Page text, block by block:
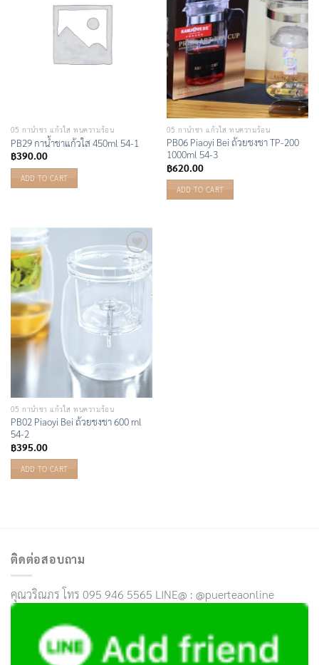
05 กาน้ำชา แก้วใส ทนความร้อน
PB29 กาน้ำชาแก้วใส 450ml 54-1
฿390.00
ADD TO CART
05 กาน้ำชา แก้วใส ทนความร้อน
PB06 Piaoyi Bei ถ้วยชงชา TP-200
1000ml 54-3
฿620.00
ADD TO CART
Add to
Wishlist
05 กาน้ำชา แก้วใส ทนความร้อน
PB02 Piaoyi Bei ถ้วยชงชา 600 ml
54-2
฿395.00
ADD TO CART
ติดต่อสอบถาม
คุณวริณภร โทร 095 946 5565 LINE@ : @puerteaonline